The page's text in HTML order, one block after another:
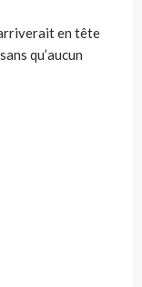
en tête
qu’aucun